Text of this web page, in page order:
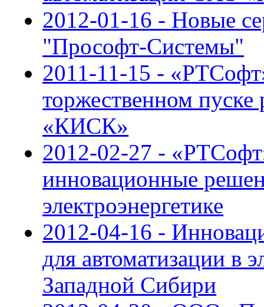
2012-01-16 - Новые
"Прософт-Системы"
2011-11-15 -
торжественном
«КИСК»
2012-02-27 -
инновационные
электроэнергетике
2012-04-16 -
для автоматизации в
Западной Сибири